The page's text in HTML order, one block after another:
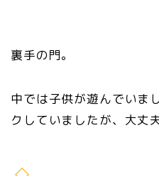
裏手の門。
中では子供が遊んでいま
クしていましたが、大丈